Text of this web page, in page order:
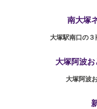
南大塚
大塚駅南口の３
大塚阿波
大塚阿波